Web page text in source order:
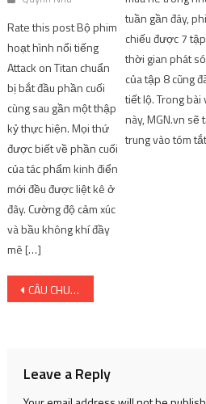
Rate this post Bộ phim
hoạt hình nổi tiếng
Attack on Titan chuẩn
bị bắt đầu phần cuối
cùng sau gần một thập
kỷ thực hiện. Mọi thứ
được biết về phần cuối
của tác phẩm kinh điển
mới đều được liệt kê ở
đây. Cường độ cảm xúc
và bầu không khí đầy
mê […]
tuần gần đây,
chiếu được 7
thời gian phát
của tập 8 cũng
tiết lộ. Trong bài
này, MGN.vn sẽ
trung vào tóm
Post
CÂU CHUYỆN CỦA CÁC MÙA: Cuộc sống tuyệt vời được ấn định phát hành vào tháng 6 năm 2023 trên Nintendo Switch, PlayStation 5, Xbox Series X|S và Windows PC
Leave a Reply